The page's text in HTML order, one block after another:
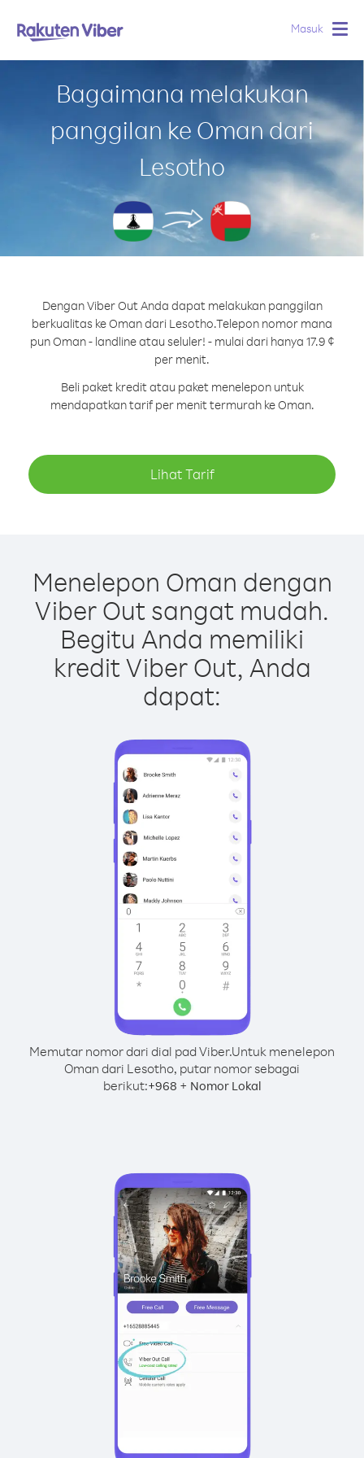
Masuk
Bagaimana melakukan
panggilan ke Oman dari
Lesotho
Dengan Viber Out Anda dapat melakukan panggilan
berkualitas ke Oman dari Lesotho.Telepon nomor mana
pun Oman - landline atau seluler! - mulai dari hanya 17.9 ¢
per menit.
Beli paket kredit atau paket menelepon untuk
mendapatkan tarif per menit termurah ke Oman.
Lihat Tarif
Menelepon Oman dengan
Viber Out sangat mudah.
Begitu Anda memiliki
kredit Viber Out, Anda
dapat:
Memutar nomor dari dial pad Viber.Untuk menelepon
Oman dari Lesotho, putar nomor sebagai
berikut:+968 + Nomor Lokal